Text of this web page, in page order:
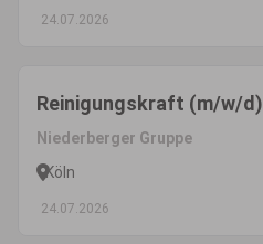
24.07.2026
Reinigungskraft (m/w/d)
Niederberger Gruppe
Köln
24.07.2026